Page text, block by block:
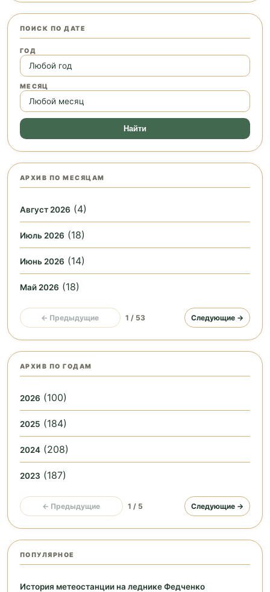
ПОИСК ПО ДАТЕ
ГОД
МЕСЯЦ
Найти
АРХИВ ПО МЕСЯЦАМ
Август 2026 (4)
Июль 2026 (18)
Июнь 2026 (14)
Май 2026 (18)
← Предыдущие 1 / 53 Следующие →
АРХИВ ПО ГОДАМ
2026 (100)
2025 (184)
2024 (208)
2023 (187)
← Предыдущие 1 / 5 Следующие →
ПОПУЛЯРНОЕ
История метеостанции на леднике Федченко